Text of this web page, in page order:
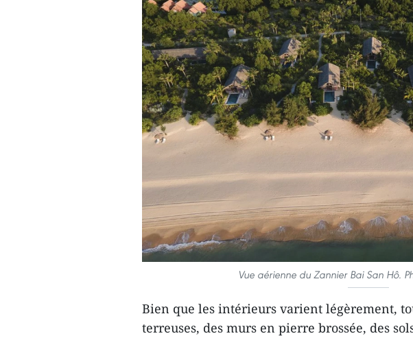
Vue aérienne du Zannier Bai San Hô.
Bien que les intérieurs varient légèrement,
terreuses, des murs en pierre brossée, des